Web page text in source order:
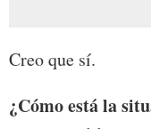
Creo que sí.
¿Cómo está la